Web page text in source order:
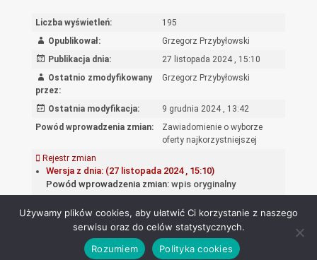
Liczba wyświetleń:
195
Opublikował:
Grzegorz Przybyłowski
Publikacja dnia:
27 listopada 2024 , 15:10
Ostatnio zmodyfikowany
przez:
Grzegorz Przybyłowski
Ostatnia modyfikacja:
9 grudnia 2024 , 13:42
Powód wprowadzenia zmian:
Zawiadomienie o wyborze
oferty najkorzystniejszej
Rejestr zmian
Wersja z dnia: (27 listopada 2024 , 15:10)
Powód wprowadzenia zmian: wpis oryginalny
Ośrodek Rozwoju Edukacji - Biuletyn Informacji Publicznej 2026
Używamy plików cookies, aby ułatwić Ci korzystanie z naszego
serwisu oraz do celów statystycznych.
Rozumiem
Polityka cookies